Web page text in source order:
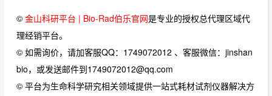
© 金山科研平台 | Bio-Rad伯乐官网是专业的授权总代理区域代
理经销平台。
© 如需询价，请加客服QQ：1749072012 、客服微信：jinshan
bio，或发送邮件到1749072012@qq.com
© 平台为生命科学研究相关领域提供一站式耗材试剂仪器解决方